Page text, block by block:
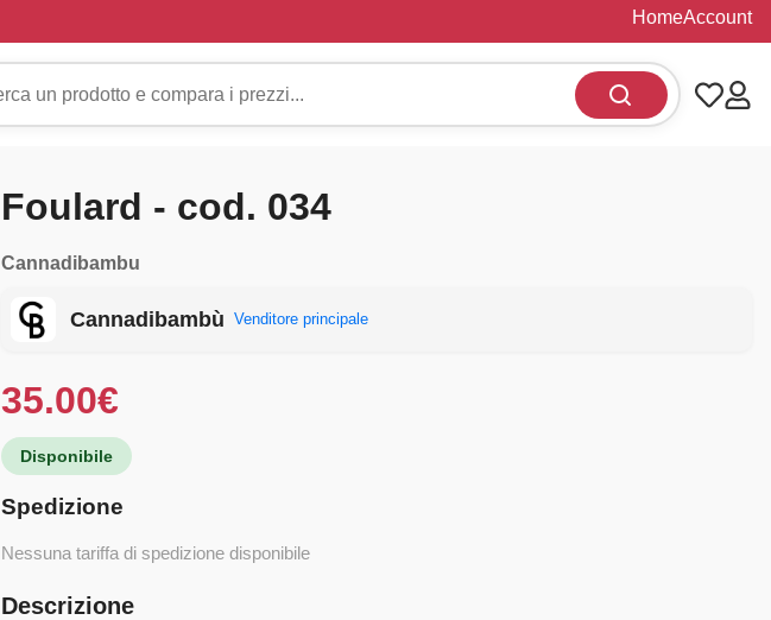
HomeAccount
Foulard - cod. 034
Cannadibambu
Cannadibambù Venditore principale
35.00€
Disponibile
Spedizione
Nessuna tariffa di spedizione disponibile
Descrizione